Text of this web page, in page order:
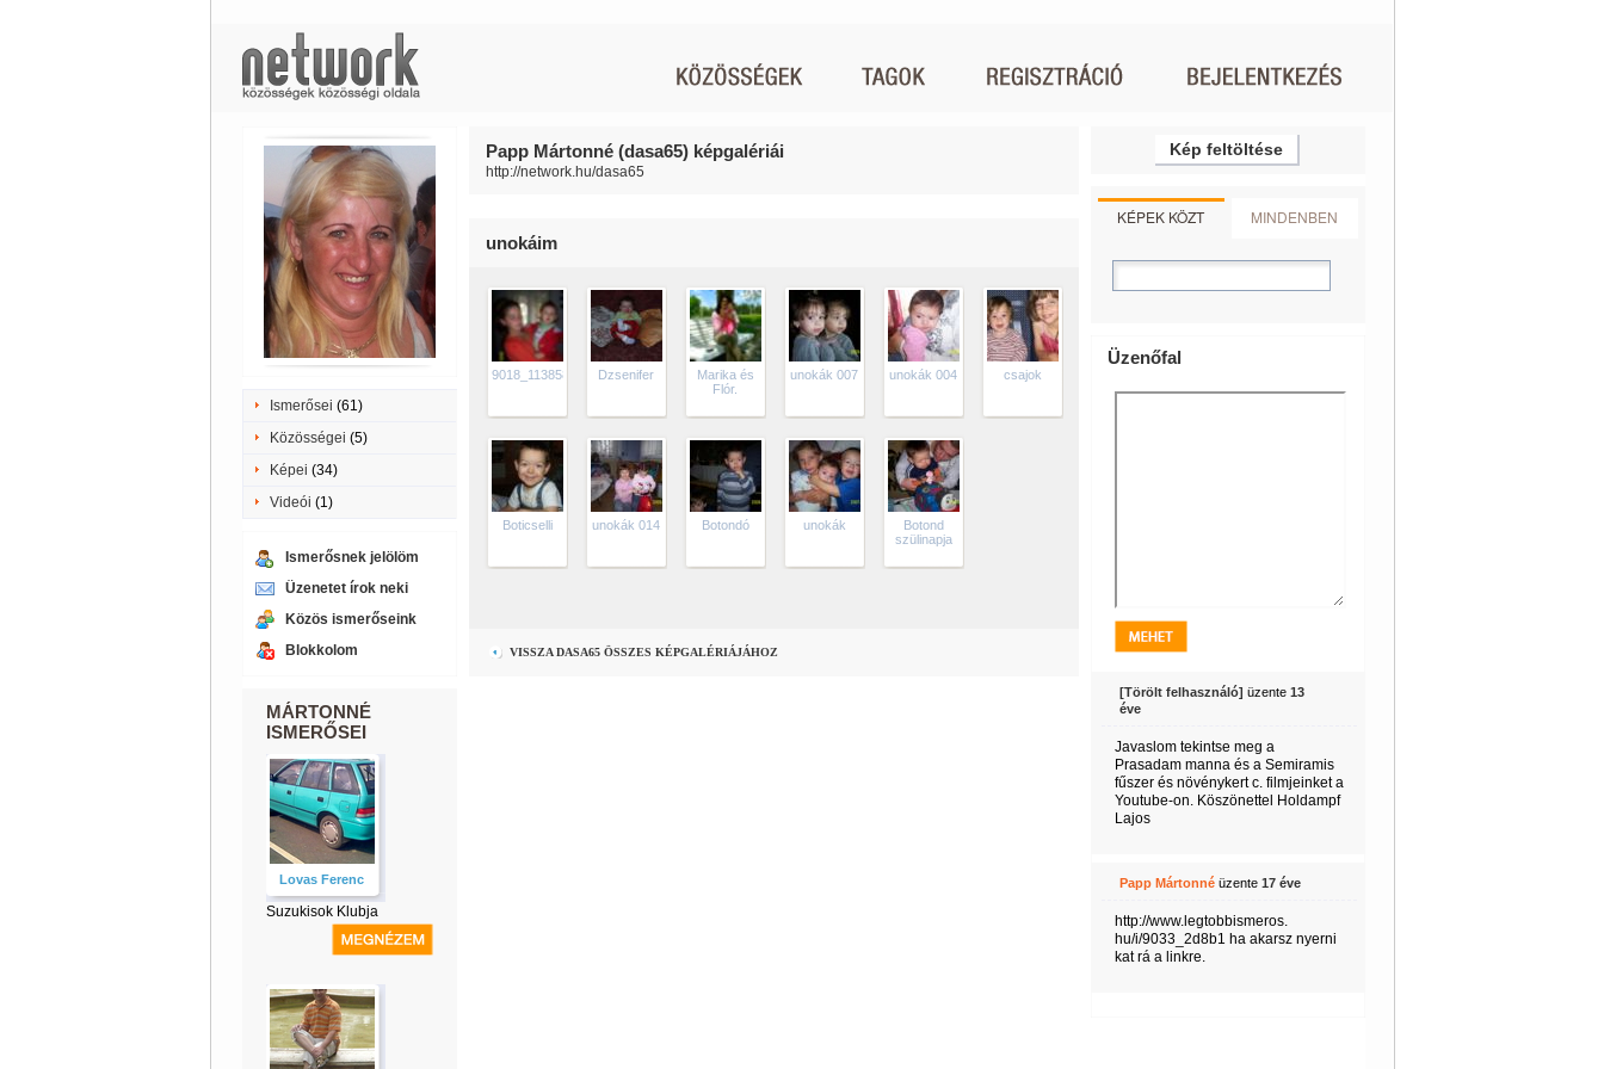
Ismerősei (61)
Közösségei (5)
Képei (34)
Videói (1)
Ismerősnek jelölöm
Üzenetet írok neki
Közös ismerőseink
Blokkolom
MÁRTONNÉ
ISMERŐSEI
Lovas Ferenc
Suzukisok Klubja
Papp Mártonné (dasa65) képgalériái
http://network.hu/dasa65
unokáim
9018_1138587349157_1361593604_30336340_5516624_n
Dzsenifer
Marika és
Flór.
unokák 007 unokák 004 csajok
Boticselli unokák 014 Botondó unokák
Botond
szülinapja
VISSZA DASA65 ÖSSZES KÉPGALÉRIÁJÁHOZ
Kép feltöltése
KÉPEK KÖZT MINDENBEN
Üzenőfal
[Törölt felhasználó] üzente 13
éve
Javaslom tekintse meg a
Prasadam manna és a Semiramis
fűszer és növénykert c. filmjeinket a
Youtube-on. Köszönettel Holdampf
Lajos
Papp Mártonnéüzente 17 éve
http://www.legtobbismeros.
hu/i/9033_2d8b1 ha akarsz nyerni
kat rá a linkre.